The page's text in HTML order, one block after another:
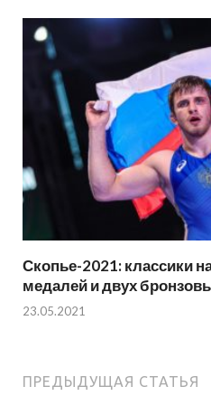
Скопье-2021: классики
медалей и двух
23.05.2021
ПРЕДЫДУЩАЯ СТАТЬЯ